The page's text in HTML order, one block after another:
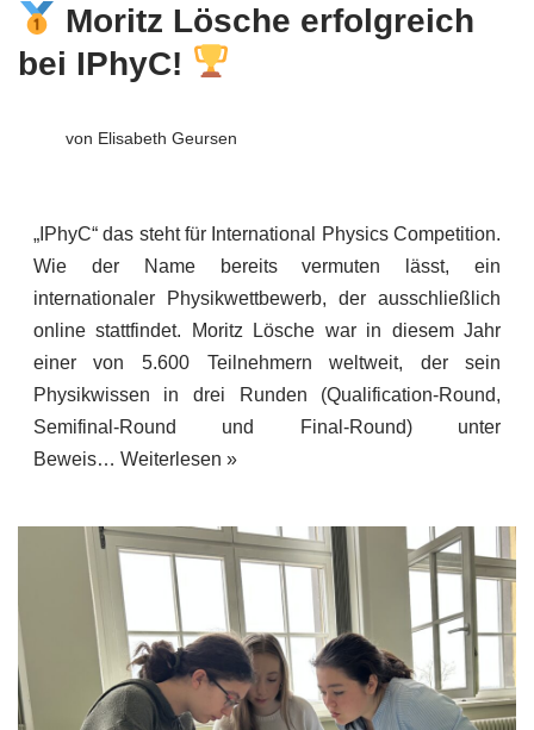
Moritz Lösche erfolgreich
bei IPhyC!
von Elisabeth Geursen
„IPhyC“ das steht für International Physics Competition.
Wie der Name bereits vermuten lässt, ein
internationaler Physikwettbewerb, der ausschließlich
online stattfindet. Moritz Lösche war in diesem Jahr
einer von 5.600 Teilnehmern weltweit, der sein
Physikwissen in drei Runden (Qualification-Round,
Semifinal-Round und Final-Round) unter
Beweis… Weiterlesen »